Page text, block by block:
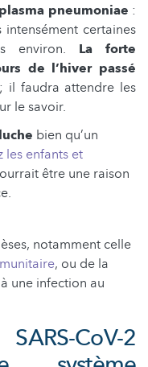
pneumoniae :
certaines
environ. La forte
de l’hiver passé
; il faudra attendre les
le savoir.
bien qu’un
les enfants et
être une raison
notamment celle
, ou de la
une infection au
CoV-2